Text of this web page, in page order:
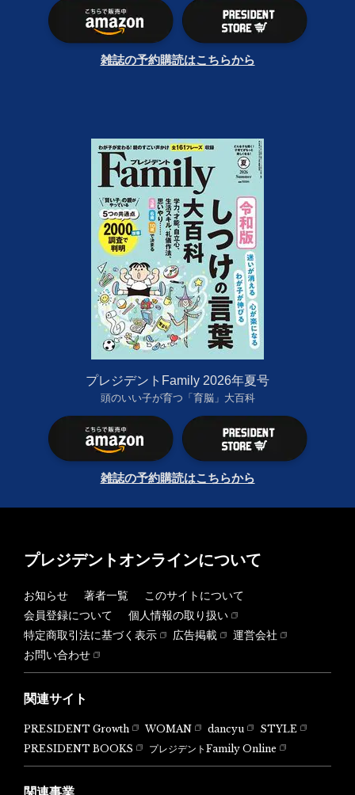
雑誌の予約購読はこちらから
プレジデントFamily 2026年夏号
頭のいい子が育つ「育脳」大百科
雑誌の予約購読はこちらから
プレジデントオンラインについて
お知らせ 著者一覧
このサイトについて
会員登録について
個人情報の取り扱い
特定商取引法に基づく表示
広告掲載
運営会社
お問い合わせ
関連サイト
PRESIDENT Growth WOMAN dancyu
STYLE
PRESIDENT BOOKS
プレジデントFamily Online
関連事業